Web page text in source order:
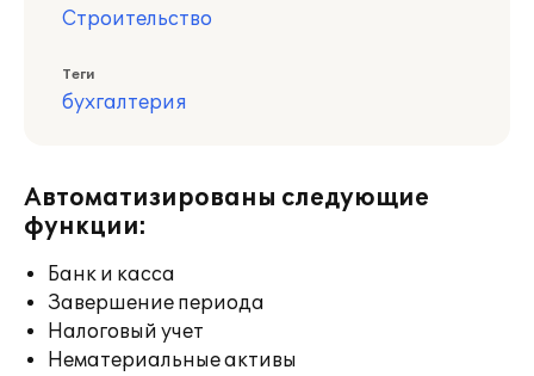
Строительство
Теги
бухгалтерия
Автоматизированы следующие
функции:
Банк и касса
Завершение периода
Налоговый учет
Нематериальные активы